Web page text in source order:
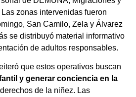
zonas intervenidas fueron
San Camilo, Zela y Álvarez
se distribuyó material informativo
de adultos responsables.
que estos operativos buscan
y generar conciencia en la
de la niñez. Las